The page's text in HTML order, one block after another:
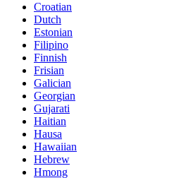
Croatian
Dutch
Estonian
Filipino
Finnish
Frisian
Galician
Georgian
Gujarati
Haitian
Hausa
Hawaiian
Hebrew
Hmong